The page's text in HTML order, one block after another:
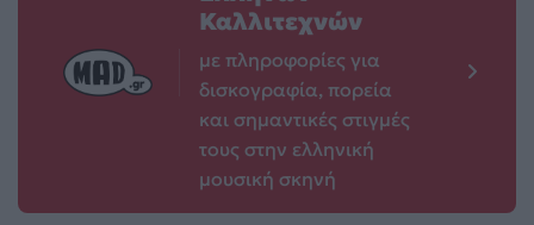
Καλλιτεχνών
με πληροφορίες για
δισκογραφία, πορεία
και σημαντικές στιγμές
τους στην ελληνική
μουσική σκηνή